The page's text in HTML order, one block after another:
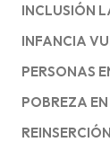
INCLUSIÓN
INFANCIA
PERSONAS
POBREZA